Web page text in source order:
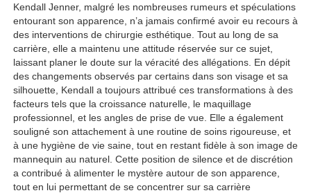
Kendall Jenner, malgré les nombreuses rumeurs et spéculations
entourant son apparence, n’a jamais confirmé avoir eu recours à
des interventions de chirurgie esthétique. Tout au long de sa
carrière, elle a maintenu une attitude réservée sur ce sujet,
laissant planer le doute sur la véracité des allégations. En dépit
des changements observés par certains dans son visage et sa
silhouette, Kendall a toujours attribué ces transformations à des
facteurs tels que la croissance naturelle, le maquillage
professionnel, et les angles de prise de vue. Elle a également
souligné son attachement à une routine de soins rigoureuse, et
à une hygiène de vie saine, tout en restant fidèle à son image de
mannequin au naturel. Cette position de silence et de discrétion
a contribué à alimenter le mystère autour de son apparence,
tout en lui permettant de se concentrer sur sa carrière